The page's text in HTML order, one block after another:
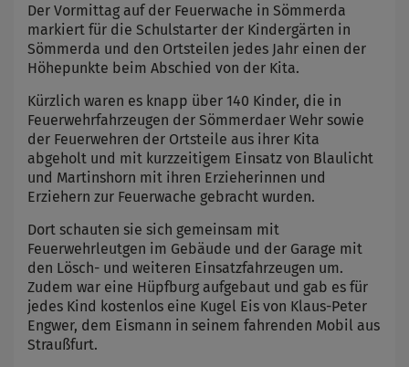
Der Vormittag auf der Feuerwache in Sömmerda
markiert für die Schulstarter der Kindergärten in
Sömmerda und den Ortsteilen jedes Jahr einen der
Höhepunkte beim Abschied von der Kita.
Kürzlich waren es knapp über 140 Kinder, die in
Feuerwehrfahrzeugen der Sömmerdaer Wehr sowie
der Feuerwehren der Ortsteile aus ihrer Kita
abgeholt und mit kurzzeitigem Einsatz von Blaulicht
und Martinshorn mit ihren Erzieherinnen und
Erziehern zur Feuerwache gebracht wurden.
Dort schauten sie sich gemeinsam mit
Feuerwehrleutgen im Gebäude und der Garage mit
den Lösch- und weiteren Einsatzfahrzeugen um.
Zudem war eine Hüpfburg aufgebaut und gab es für
jedes Kind kostenlos eine Kugel Eis von Klaus-Peter
Engwer, dem Eismann in seinem fahrenden Mobil aus
Straußfurt.